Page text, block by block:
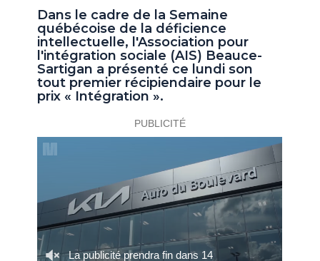
Dans le cadre de la Semaine
québécoise de la déficience
intellectuelle, l'Association pour
l'intégration sociale (AIS) Beauce-
Sartigan a présenté ce lundi son
tout premier récipiendaire pour le
prix « Intégration ».